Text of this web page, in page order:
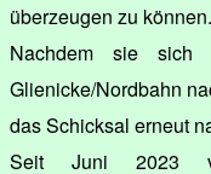
überzeugen zu
Nachdem sie sich
Glienicke/Nordbahn
das Schicksal erneut
Seit Juni 2023